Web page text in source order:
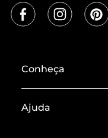
Conheça
Termos de Uso
Ajuda